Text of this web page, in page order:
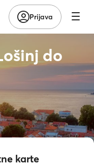
Prijava
do
karte